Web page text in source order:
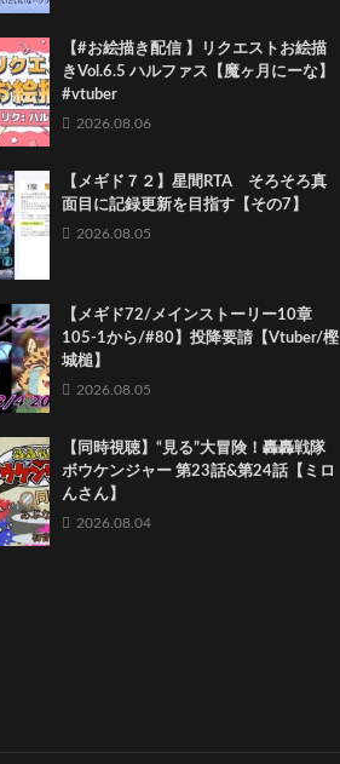
【#お絵描き配信 】リクエストお絵描
きVol.6.5 ハルファス【魔ヶ月にーな】
#vtuber
2026.08.06
【メギド７２】星間RTA そろそろ真
面目に記録更新を目指す【その7】
2026.08.05
【メギド72/メインストーリー10章
105-1から/#80】投降要請【Vtuber/樫
城槌】
2026.08.05
【同時視聴】“見る”大冒険！轟轟戦隊
ボウケンジャー 第23話&第24話【ミロ
んさん】
2026.08.04